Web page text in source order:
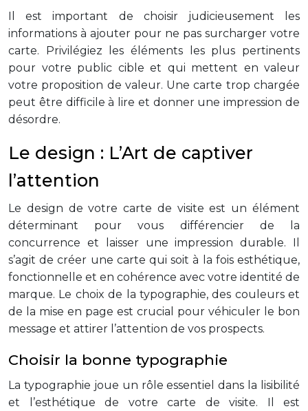
Il est important de choisir judicieusement les
informations à ajouter pour ne pas surcharger votre
carte. Privilégiez les éléments les plus pertinents
pour votre public cible et qui mettent en valeur
votre proposition de valeur. Une carte trop chargée
peut être difficile à lire et donner une impression de
désordre.
Le design : L’Art de captiver
l’attention
Le design de votre carte de visite est un élément
déterminant pour vous différencier de la
concurrence et laisser une impression durable. Il
s’agit de créer une carte qui soit à la fois esthétique,
fonctionnelle et en cohérence avec votre identité de
marque. Le choix de la typographie, des couleurs et
de la mise en page est crucial pour véhiculer le bon
message et attirer l’attention de vos prospects.
Choisir la bonne typographie
La typographie joue un rôle essentiel dans la lisibilité
et l’esthétique de votre carte de visite. Il est